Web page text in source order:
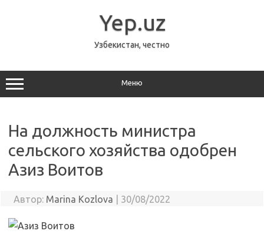
Yep.uz
Узбекистан, честно
Меню
На должность министра
сельского хозяйства одобрен
Азиз Воитов
Автор: Marina Kozlova 30/08/2022